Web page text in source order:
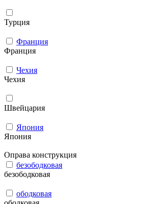
Турция
Франция
Франция
Чехия
Чехия
Швейцария
Япония
Япония
Оправа конструкция
безободковая
безободковая
ободковая